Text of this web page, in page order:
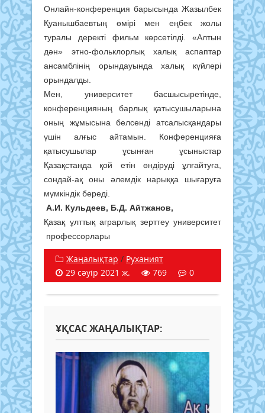
Онлайн-конференция барысында Жазылбек
Қуанышбаевтың өмірі мен еңбек жолы
туралы деректі фильм көрсетілді. «Алтын
дән» этно-фольклорлық халық аспаптар
ансамблінің орындауында халық күйлері
орындалды.
Мен, университет басшысыретінде,
конференцияның барлық қатысушыларына
оның жұмысына белсенді атсалысқандары
үшін алғыс айтамын. Конференцияға
қатысушылар ұсынған ұсыныстар
Қазақстанда қой етін өндіруді ұлғайтуға,
сондай-ақ оны әлемдік нарыққа шығаруға
мүмкіндік береді.
А.И. Кульдеев, Б.Д. Айтжанов,
Қазақ ұлттық аграрлық зерттеу университет
профессорлары
Жаңалықтар / Руханият
29 сәуір 2021 ж.
769 0
ҰҚСАС ЖАҢАЛЫҚТАР: